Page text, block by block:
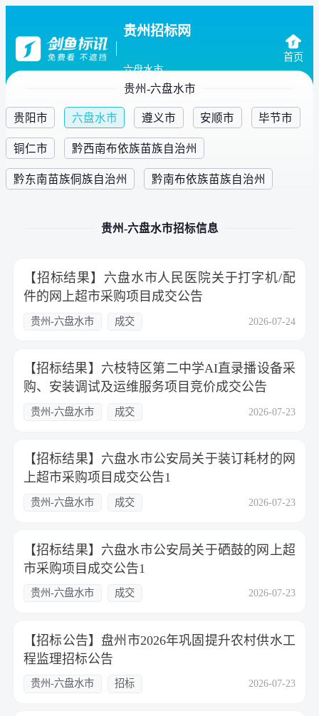
贵州招标网
六盘水市
首页
贵州-六盘水市
贵阳市 六盘水市 遵义市 安顺市 毕节市
铜仁市 黔西南布依族苗族自治州
黔东南苗族侗族自治州 黔南布依族苗族自治州
贵州-六盘水市招标信息
【招标结果】六盘水市人民医院关于打字机/配
件的网上超市采购项目成交公告
贵州-六盘水市 成交 2026-07-24
【招标结果】六枝特区第二中学AI直录播设备采
购、安装调试及运维服务项目竞价成交公告
贵州-六盘水市 成交 2026-07-23
【招标结果】六盘水市公安局关于装订耗材的网
上超市采购项目成交公告1
贵州-六盘水市 成交 2026-07-23
【招标结果】六盘水市公安局关于硒鼓的网上超
市采购项目成交公告1
贵州-六盘水市 成交 2026-07-23
【招标公告】盘州市2026年巩固提升农村供水工
程监理招标公告
贵州-六盘水市 招标 2026-07-23